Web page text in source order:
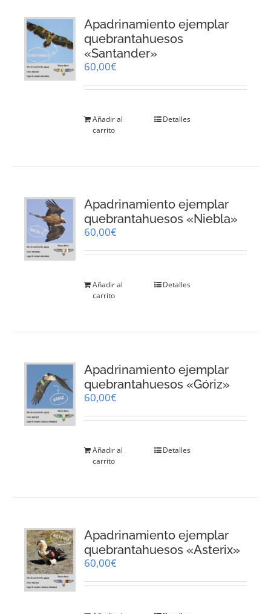
Apadrinamiento ejemplar
quebrantahuesos
«Santander»
60,00€
Añadir al
carrito
Detalles
Apadrinamiento ejemplar
quebrantahuesos «Niebla»
60,00€
Añadir al
carrito
Detalles
Apadrinamiento ejemplar
quebrantahuesos «Góriz»
60,00€
Añadir al
carrito
Detalles
Apadrinamiento ejemplar
quebrantahuesos «Asterix»
60,00€